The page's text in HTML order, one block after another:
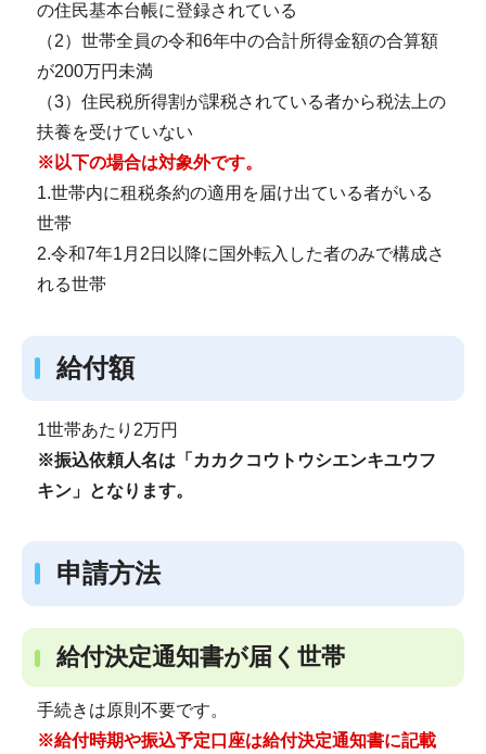
の住民基本台帳に登録されている
（2）世帯全員の令和6年中の合計所得金額の合算額
が200万円未満
（3）住民税所得割が課税されている者から税法上の
扶養を受けていない
※以下の場合は対象外です。
1.世帯内に租税条約の適用を届け出ている者がいる
世帯
2.令和7年1月2日以降に国外転入した者のみで構成さ
れる世帯
給付額
1世帯あたり2万円
※振込依頼人名は「カカクコウトウシエンキユウフ
キン」となります。
申請方法
給付決定通知書が届く世帯
手続きは原則不要です。
※給付時期や振込予定口座は給付決定通知書に記載